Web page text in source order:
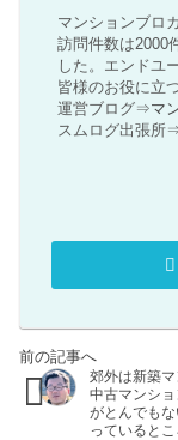
マンションブロ
訪問件数は2000
した。エンドユ
皆様のお役に立
運営ブログ⇒マ
スムログ出張所
郊外は新築マ
中古マンシ
がとんでも
っていると